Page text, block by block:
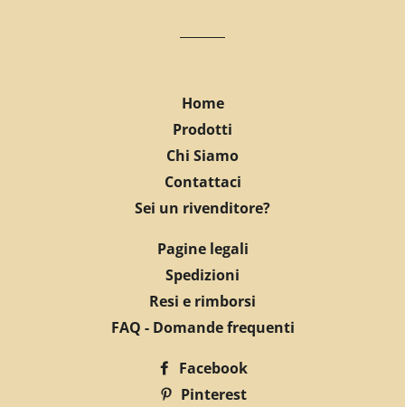
Home
Prodotti
Chi Siamo
Contattaci
Sei un rivenditore?
Pagine legali
Spedizioni
Resi e rimborsi
FAQ - Domande frequenti
Facebook
Pinterest